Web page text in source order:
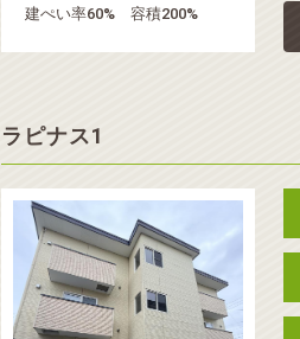
建ぺい率60% 容積200%
ラピナス1